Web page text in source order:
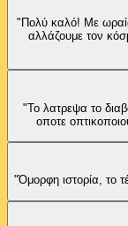
"Πολύ καλό! Με ωραία μηνύματα. Το
αλλάζουμε τον
"Το λατρεψα το
οποτε
"Όμορφη ιστορία, το